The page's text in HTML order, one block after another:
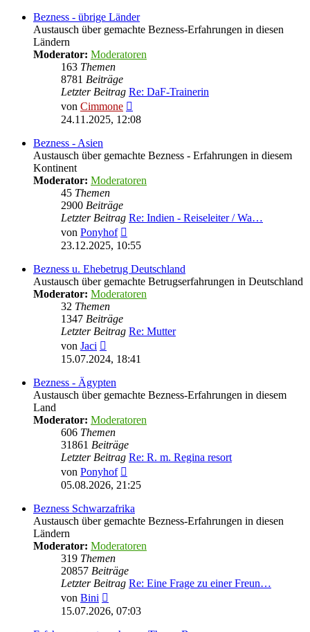
Bezness - übrige Länder
Austausch über gemachte Bezness-Erfahrungen in diesen
Ländern
Moderator: Moderatoren
163 Themen
8781 Beiträge
Letzter Beitrag Re: DaF-Trainerin
von Cimmone
Beitrag
24.11.2025, 12:08
Bezness - Asien
Austausch über gemachte Bezness - Erfahrungen in diesem
Kontinent
Moderator: Moderatoren
45 Themen
2900 Beiträge
Letzter Beitrag Re: Indien - Reiseleiter / Wa…
von Ponyhof
Beitrag
23.12.2025, 10:55
Bezness u. Ehebetrug Deutschland
Austausch über gemachte Betrugserfahrungen in Deutschland
Moderator: Moderatoren
32 Themen
1347 Beiträge
Letzter Beitrag Re: Mutter
von Jaci
Beitrag
15.07.2024, 18:41
Bezness - Ägypten
Austausch über gemachte Bezness-Erfahrungen in diesem
Land
Moderator: Moderatoren
606 Themen
31861 Beiträge
Letzter Beitrag Re: R. m. Regina resort
von Ponyhof
Beitrag
05.08.2026, 21:25
Bezness Schwarzafrika
Austausch über gemachte Bezness-Erfahrungen in diesen
Ländern
Moderator: Moderatoren
319 Themen
20857 Beiträge
Letzter Beitrag Re: Eine Frage zu einer Freun…
von Bini
Beitrag
15.07.2026, 07:03